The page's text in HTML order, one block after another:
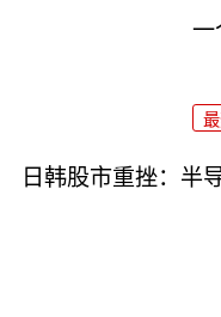
一
日韩股市重挫：半